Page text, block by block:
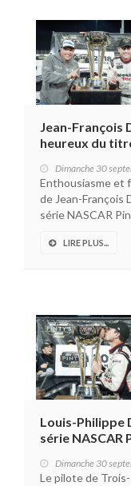
Jean-François
heureux du
Dimanche 30
Enthousiasme et
de Jean-François
série NASCAR
LIRE PLUS...
Louis-Philippe
série NASCAR
Dimanche 30
Le pilote de